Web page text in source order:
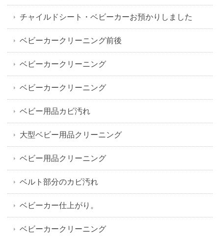
チャイルドシート・ベビーカーお預かりしました
ベビーカークリーニング前後
ベビーカークリーニング
ベビーカークリーニング
ベビー用品カビ汚れ
大型ベビー用品クリーニング
ベビー用品クリーニング
ベルト部分のカビ汚れ
ベビーカー仕上がり。
ベビーカークリーニング